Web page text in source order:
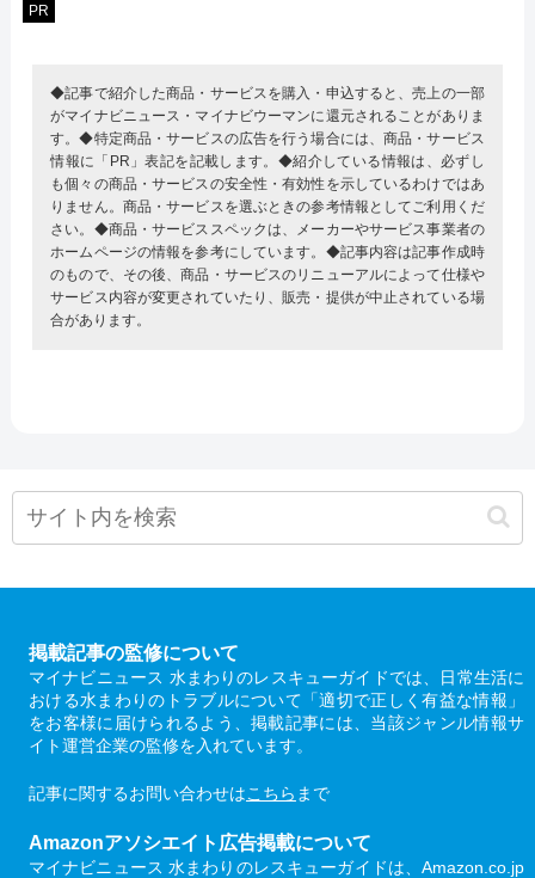
PR
◆記事で紹介した商品・サービスを購入・申込すると、売上の一部
がマイナビニュース・マイナビウーマンに還元されることがありま
す。◆特定商品・サービスの広告を行う場合には、商品・サービス
情報に「PR」表記を記載します。◆紹介している情報は、必ずし
も個々の商品・サービスの安全性・有効性を示しているわけではあ
りません。商品・サービスを選ぶときの参考情報としてご利用くだ
さい。◆商品・サービススペックは、メーカーやサービス事業者の
ホームページの情報を参考にしています。◆記事内容は記事作成時
のもので、その後、商品・サービスのリニューアルによって仕様や
サービス内容が変更されていたり、販売・提供が中止されている場
合があります。
掲載記事の監修について
マイナビニュース 水まわりのレスキューガイドでは、日常生活に
おける水まわりのトラブルについて「適切で正しく有益な情報」
をお客様に届けられるよう、掲載記事には、当該ジャンル情報サ
イト運営企業の監修を入れています。
記事に関するお問い合わせはこちら まで
Amazonアソシエイト広告掲載について
マイナビニュース 水まわりのレスキューガイドは、Amazon.co.jp